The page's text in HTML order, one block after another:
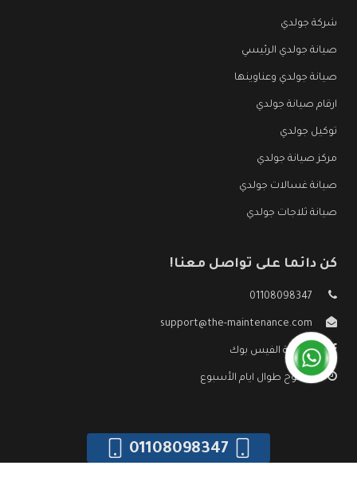
شركة جولدي
صيانة جولدي الرئيسي
صيانة جولدي وعناوينها
ارقام صيانة جولدي
توكيل جولدي
مركز صيانة جولدي
صيانة غسالات جولدي
صيانة ثلاجات جولدي
كن دائما على تواصل معنا!
01108098347
support@the-maintenance.com
صفحة الفيس بوك
مفتوح طوال ايام الأسبوع
01108098347